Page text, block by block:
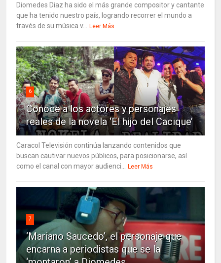
Diomedes Diaz ha sido el más grande compositor y cantante
que ha tenido nuestro país, logrando recorrer el mundo a
través de su música v...
Leer Más
6
Conoce a los actores y personajes
reales de la novela ‘El hijo del Cacique’
Caracol Televisión continúa lanzando contenidos que
buscan cautivar nuevos públicos, para posicionarse, así
como el canal con mayor audienci...
Leer Más
7
‘Mariano Saucedo’, el personaje que
encarna a periodistas que se la